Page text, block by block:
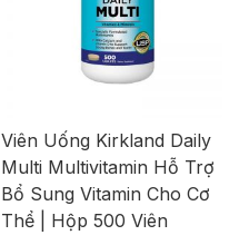
Viên Uống Kirkland Daily
Multi Multivitamin Hỗ Trợ
Bổ Sung Vitamin Cho Cơ
Thể | Hộp 500 Viên